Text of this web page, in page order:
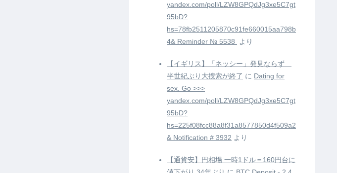
yandex.com/poll/LZW8GPQdJg3xe5C7gt
95bD?
hs=78fb2511205870c91fe660015aa798b
4& Reminder № 5538 ️
より
【イギリス】「ネッシー」発見ならず
半世紀ぶり大捜索が終了 に Dating for
sex. Go >>>
yandex.com/poll/LZW8GPQdJg3xe5C7gt
95bD?
hs=225f08fcc88a8f31a8577850d4f509a2
& Notification # 3932 より
【通貨安】円相場 一時1ドル＝160円台に